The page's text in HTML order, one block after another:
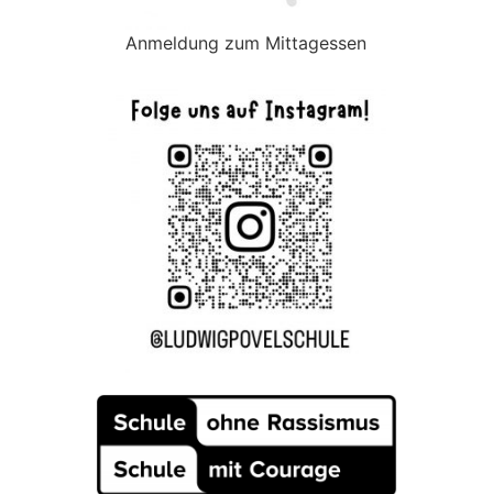
Anmeldung zum Mittagessen